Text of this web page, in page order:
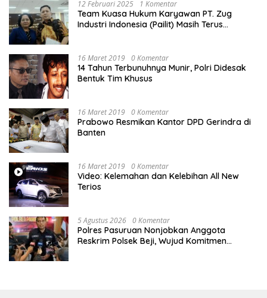
12 Februari 2025 1 Komentar
Team Kuasa Hukum Karyawan PT. Zug
Industri Indonesia (Pailit) Masih Terus
16 Maret 2019 0 Komentar
14 Tahun Terbunuhnya Munir, Polri Didesak
Bentuk Tim Khusus
16 Maret 2019 0 Komentar
Prabowo Resmikan Kantor DPD Gerindra di
Banten
16 Maret 2019 0 Komentar
Video: Kelemahan dan Kelebihan All New
Terios
5 Agustus 2026 0 Komentar
Polres Pasuruan Nonjobkan Anggota
Reskrim Polsek Beji, Wujud Komitmen